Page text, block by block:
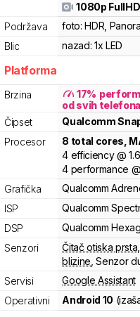
1080p FullHD
Podržava
foto: HDR,
Blic
nazad: 1x LED
Platforma
Brzina 17%
od svih
Čipset
Qualcomm
Procesor
8 total cores ,
4 efficiency @ 1.6
4 performance @
Grafička
Qualcomm
ISP
Qualcomm
DSP
Qualcomm
Senzori
Čitač otiska prsta
blizine ,Senzor
Servisi
Google Assistant
Operativni
Android 10